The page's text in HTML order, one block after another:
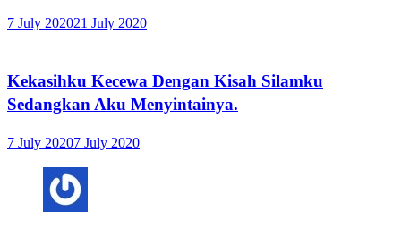
7 July 202021 July 2020
Kekasihku Kecewa Dengan Kisah Silamku
Sedangkan Aku Menyintainya.
7 July 20207 July 2020